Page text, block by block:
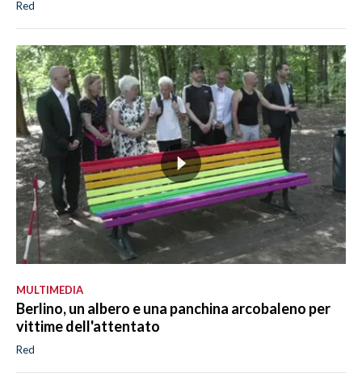
Red
MULTIMEDIA
Berlino, un albero e una panchina arcobaleno per
vittime dell'attentato
Red